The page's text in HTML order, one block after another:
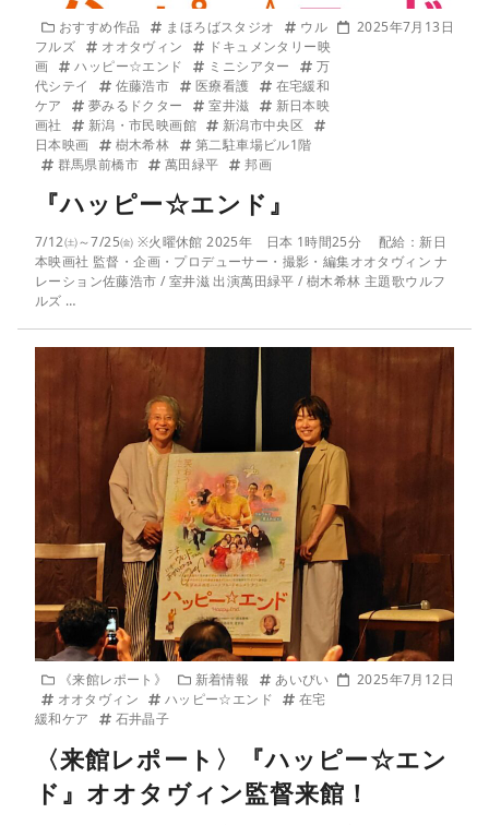
おすすめ作品 まほろばスタジオ
ウル
フルズ
オオタヴィン
ドキュメンタリー映
画
ハッピー☆エンド ミニシアター
万
代シテイ
佐藤浩市 医療看護
在宅緩和
ケア
夢みるドクター 室井滋
新日本映
画社
新潟・市民映画館
新潟市中央区
日本映画
樹木希林
第二駐車場ビル1階
群馬県前橋市
萬田緑平 邦画
2025年7月13日
『ハッピー☆エンド』
7/12㈯～7/25㈮ ※火曜休館 2025年 日本 1時間25分 配給：新日
本映画社 監督・企画・プロデューサー・撮影・編集オオタヴィン ナ
レーション佐藤浩市 / 室井滋 出演萬田緑平 / 樹木希林 主題歌ウルフ
ルズ …
《来館レポート》 新着情報
あいびい
オオタヴィン
ハッピー☆エンド
在宅
緩和ケア
石井晶子
2025年7月12日
〈来館レポート〉『ハッピー☆エン
ド』オオタヴィン監督来館！